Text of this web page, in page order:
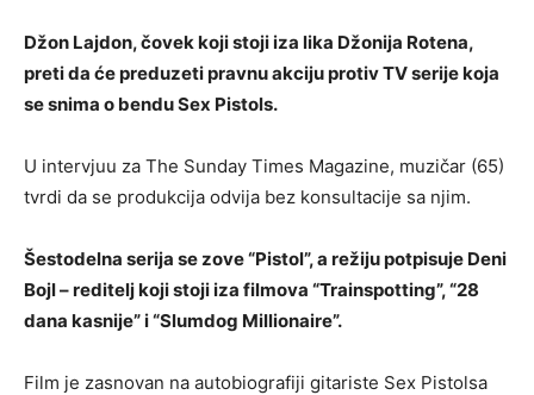
Džon Lajdon, čovek koji stoji iza lika Džonija Rotena,
preti da će preduzeti pravnu akciju protiv TV serije koja
se snima o bendu Sex Pistols.
U intervjuu za The Sunday Times Magazine, muzičar (65)
tvrdi da se produkcija odvija bez konsultacije sa njim.
Šestodelna serija se zove “Pistol”, a režiju potpisuje Deni
Bojl – reditelj koji stoji iza filmova “Trainspotting”, “28
dana kasnije” i “Slumdog Millionaire”.
Film je zasnovan na autobiografiji gitariste Sex Pistolsa